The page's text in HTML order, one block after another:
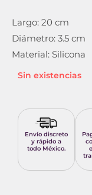
Largo: 20 cm
Diámetro: 3.5 cm
Material: Silicona
Sin existencias
Envío discreto
y rápido a
todo México.